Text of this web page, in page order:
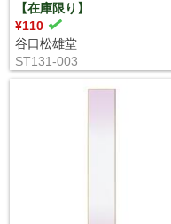
【在庫限り】
¥110
谷口松雄堂
ST131-003